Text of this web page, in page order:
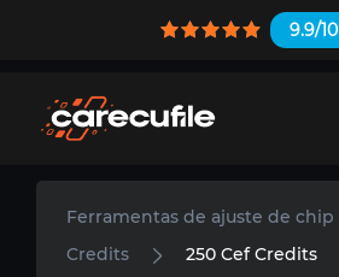
9.9/10
Ferramentas de ajuste de chip
Credits
250 Cef Credits